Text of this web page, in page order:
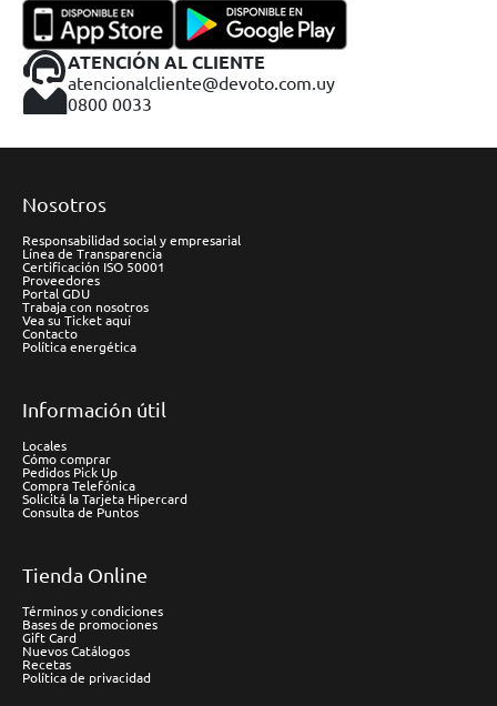
ATENCIÓN AL CLIENTE
atencionalcliente@devoto.com.uy
0800 0033
Nosotros
Responsabilidad social y empresarial
Línea de Transparencia
Certificación ISO 50001
Proveedores
Portal GDU
Trabaja con nosotros
Vea su Ticket aquí
Contacto
Política energética
Información útil
Locales
Cómo comprar
Pedidos Pick Up
Compra Telefónica
Solicitá la Tarjeta Hipercard
Consulta de Puntos
Tienda Online
Términos y condiciones
Bases de promociones
Gift Card
Nuevos Catálogos
Recetas
Política de privacidad